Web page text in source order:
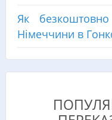
Як
Німеччини в